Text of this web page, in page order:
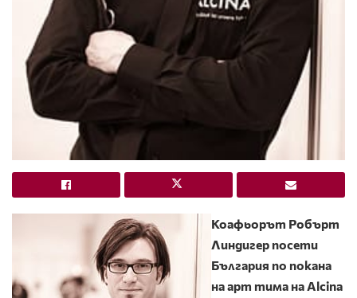
Коафьорът Робърт
Линдигер посети
България по покана
наарт тимa наAlcina